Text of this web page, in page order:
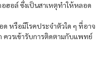
ฮอล์ ซึ่งเป็นสาเหตุทำให้หลอด
หรือมีโรคประจำตัวใด ๆ ที่อาจ
ควรเข้ารับการติดตามกับแพทย์